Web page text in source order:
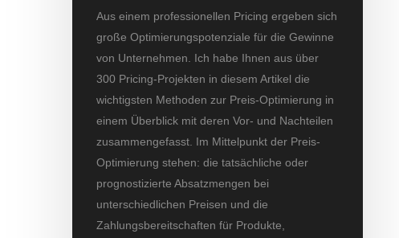
Aus einem professionellen Pricing ergeben sich
große Optimierungspotenziale für die Gewinne
von Unternehmen. Ich habe Ihnen aus über
300 Pricing-Projekten in diesem Artikel die
wichtigsten Methoden zur Preis-Optimierung in
einem Überblick mit deren Vor- und Nachteilen
zusammengefasst. Im Mittelpunkt der Preis-
Optimierung stehen: die tatsächliche oder
prognostizierte Absatzmengen bei
unterschiedlichen Preisen und die
Zahlungsbereitschaften für Produkte,